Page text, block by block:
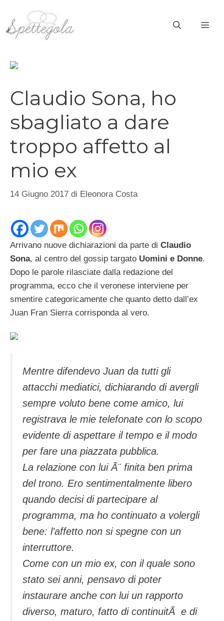
contenuto
Claudio Sona, ho
sbagliato a dare
troppo affetto al
mio ex
14 Giugno 2017 di Eleonora Costa
Arrivano nuove dichiarazioni da parte di Claudio
Sona, al centro del gossip targato Uomini e Donne.
Dopo le parole rilasciate dalla redazione del
programma, ecco che il veronese interviene per
smentire categoricamente che quanto detto dall’ex
Juan Fran Sierra corrisponda al vero.
Mentre difendevo Juan da tutti gli
attacchi mediatici, dichiarando di avergli
sempre voluto bene come amico, lui
registrava le mie telefonate con lo scopo
evidente di aspettare il tempo e il modo
per fare una piazzata pubblica.
La relazione con lui Ã¨ finita ben prima
del trono. Ero sentimentalmente libero
quando decisi di partecipare al
programma, ma ho continuato a volergli
bene: l’affetto non si spegne con un
interruttore.
Come con un mio ex, con il quale sono
stato sei anni, pensavo di poter
instaurare anche con lui un rapporto
diverso, maturo, fatto di continuitÃ e di